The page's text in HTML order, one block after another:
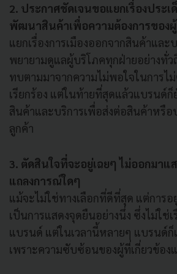
2. ประกาศชัดเจนขอแยกเรื่องประเ
พัฒนาสินค้าเพื่อความต้องการของ
แยกเรื่องการเมืองออกจากสินค้าและ
พยายามดูแลผู้บริโภคทุกฝ่ายอย่างทั่ว
ทบตามมาจากความไม่พอใจในการไ
เรียกร้อง แต่ในท้ายที่สุดแล้วแบรนด์
สินค้าและบริการเพื่อส่งต่อสินค้าหรื
ลูกค้า
3. ตัดสินใจที่จะอยู่เฉยๆ ไม่ออกมาแ
แถลงการณ์ใดๆ
แม้จะไม่ใช่ทางเลือกที่ดีที่สุด แต่การอ
เป็นการแสดงจุดยืนอย่างนึ่ง ซึ่งไม่ใช่
แบรนด์ แต่ในเวลานี้หลายๆ แบรนด์
เพราะความซับซ้อนของผู้ที่เกี่ยวข้อ